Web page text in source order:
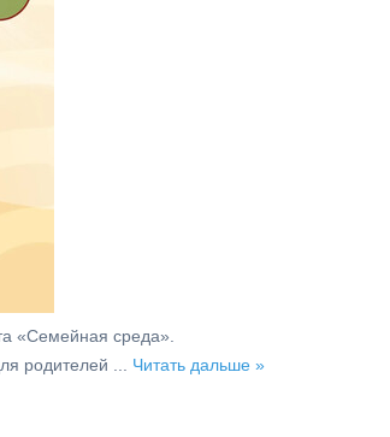
«Семейная среда».
родителей
Читать дальше »